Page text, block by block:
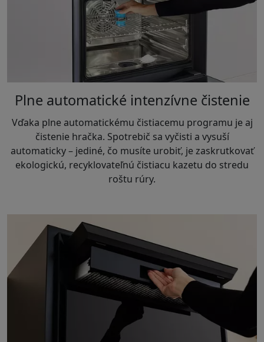
Plne automatické intenzívne čistenie
Vďaka plne automatickému čistiacemu programu je aj
čistenie hračka. Spotrebič sa vyčisti a vysuší
automaticky – jediné, čo musíte urobiť, je zaskrutkovať
ekologickú, recyklovateľnú čistiacu kazetu do stredu
roštu rúry.